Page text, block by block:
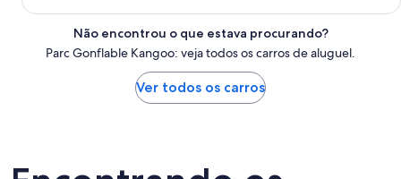
Não encontrou o que estava procurando?
Parc Gonflable Kangoo: veja todos os carros de aluguel.
Ver todos os carros